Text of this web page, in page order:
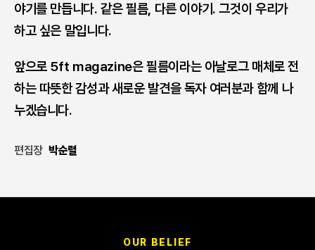
야기를 만듭니다. 같은 필름, 다른 이야기. 그것이 우리가
하고 싶은 말입니다.
앞으로 5ft magazine은 필름이라는 아날로그 매체로 전
하는 따뜻한 감성과 새로운 발견을 독자 여러분과 함께 나
누겠습니다.
편집장 박순렬
OUR BELIEF